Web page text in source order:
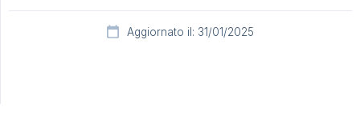
Aggiornato il: 31/01/2025